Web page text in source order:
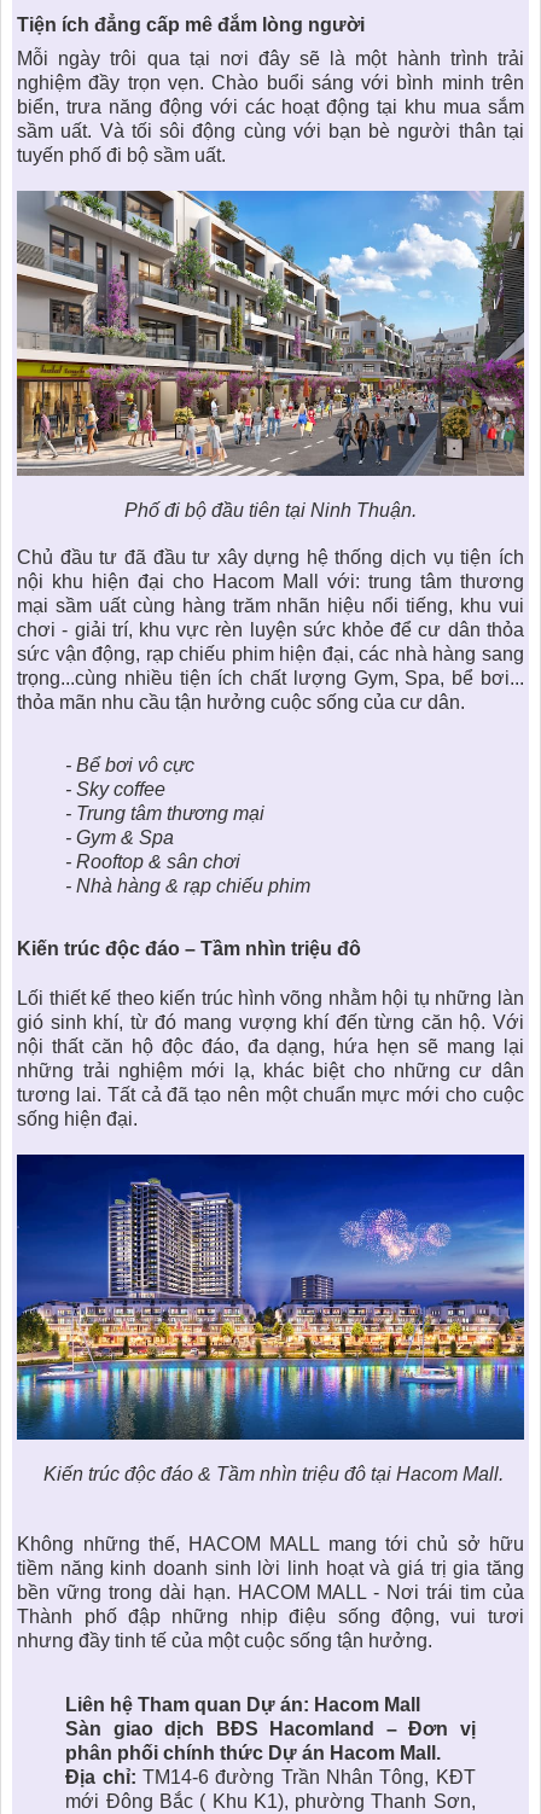
Tiện ích đẳng cấp mê đắm lòng người
Mỗi ngày trôi qua tại nơi đây sẽ là một hành trình trải
nghiệm đầy trọn vẹn. Chào buổi sáng với bình minh trên
biển, trưa năng động với các hoạt động tại khu mua sắm
sầm uất. Và tối sôi động cùng với bạn bè người thân tại
tuyến phố đi bộ sầm uất.
Phố đi bộ đầu tiên tại Ninh Thuận.
Chủ đầu tư đã đầu tư xây dựng hệ thống dịch vụ tiện ích
nội khu hiện đại cho Hacom Mall
với: trung tâm thương
mại sầm uất cùng hàng trăm nhãn hiệu nổi tiếng, khu vui
chơi - giải trí, khu vực rèn luyện sức khỏe để cư dân thỏa
sức vận động, rạp chiếu phim hiện đại, các nhà hàng sang
trọng...cùng nhiều tiện ích chất lượng Gym, Spa, bể bơi...
thỏa mãn nhu cầu tận hưởng cuộc sống của cư dân.
- Bể bơi vô cực
- Sky coffee
- Trung tâm thương mại
- Gym & Spa
- Rooftop & sân chơi
- Nhà hàng & rạp chiếu phim
Kiến trúc độc đáo – Tầm nhìn triệu đô
Lối thiết kế theo kiến trúc hình võng nhằm hội tụ những làn
gió sinh khí, từ đó mang vượng khí đến từng căn hộ. Với
nội thất căn hộ độc đáo, đa dạng, hứa hẹn sẽ mang lại
những trải nghiệm mới lạ, khác biệt cho những cư dân
tương lai. Tất cả đã tạo nên một chuẩn mực mới cho cuộc
sống hiện đại.
Kiến trúc độc đáo & Tầm nhìn triệu đô tại Hacom Mall.
Không những thế, HACOM MALL mang tới chủ sở hữu
tiềm năng kinh doanh sinh lời linh hoạt và giá trị gia tăng
bền vững trong dài hạn. HACOM MALL - Nơi trái tim của
Thành phố đập những nhịp điệu sống động, vui tươi
nhưng đầy tinh tế của một cuộc sống tận hưởng.
Liên hệ Tham quan Dự án: Hacom Mall
Sàn giao dịch BĐS Hacomland
– Đơn vị
phân phối chính thức Dự án Hacom Mall .
Địa chỉ: TM14-6 đường Trần Nhân Tông, KĐT
mới Đông Bắc ( Khu K1), phường Thanh Sơn,